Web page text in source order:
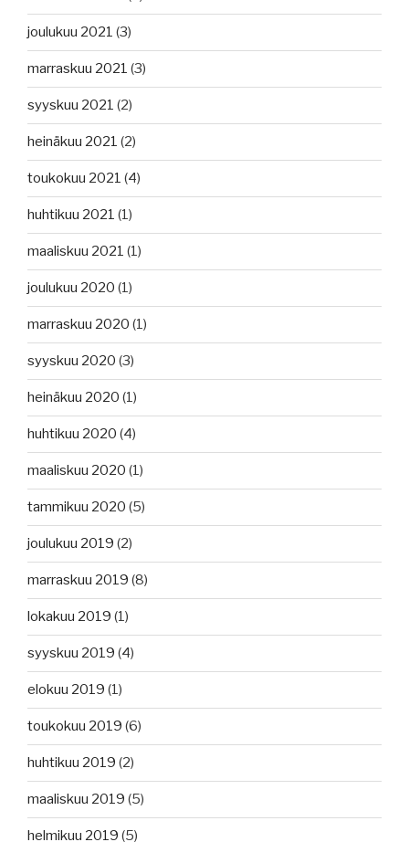
joulukuu 2021 (3)
marraskuu 2021 (3)
syyskuu 2021 (2)
heinäkuu 2021 (2)
toukokuu 2021 (4)
huhtikuu 2021 (1)
maaliskuu 2021 (1)
joulukuu 2020 (1)
marraskuu 2020 (1)
syyskuu 2020 (3)
heinäkuu 2020 (1)
huhtikuu 2020 (4)
maaliskuu 2020 (1)
tammikuu 2020 (5)
joulukuu 2019 (2)
marraskuu 2019 (8)
lokakuu 2019 (1)
syyskuu 2019 (4)
elokuu 2019 (1)
toukokuu 2019 (6)
huhtikuu 2019 (2)
maaliskuu 2019 (5)
helmikuu 2019 (5)